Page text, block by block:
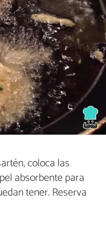
coloca las
absorbente para
tener. Reserva